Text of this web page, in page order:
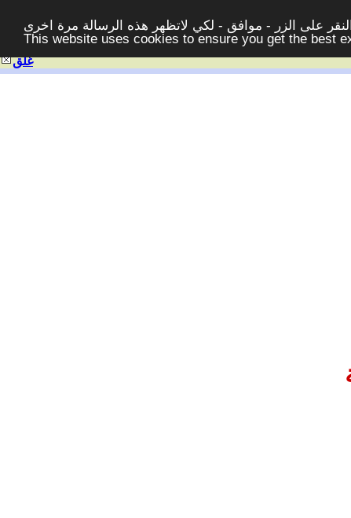
على الزر - موافق - لكي لاتظهر هذه الرسالة مرة اخرى -
This website uses cookies to ensure you get the best
غلق